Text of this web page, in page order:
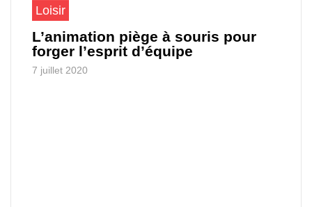
Loisir
L’animation piège à souris pour
forger l’esprit d’équipe
7 juillet 2020